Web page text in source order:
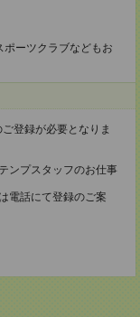
ーツクラブなどもお
登録が必要となりま
ンプスタッフのお仕事
電話にて登録のご案